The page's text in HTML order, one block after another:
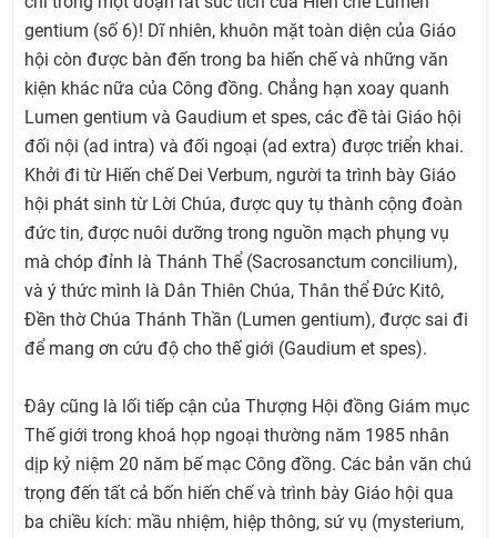
gentium (số 6)! Dĩ nhiên, khuôn mặt toàn diện của Giáo
hội còn được bàn đến trong ba hiến chế và những văn
kiện khác nữa của Công đồng. Chẳng hạn xoay quanh
Lumen gentium và Gaudium et spes, các đề tài Giáo hội
đối nội (ad intra) và đối ngoại (ad extra) được triển khai.
Khởi đi từ Hiến chế Dei Verbum, người ta trình bày Giáo
hội phát sinh từ Lời Chúa, được quy tụ thành cộng đoàn
đức tin, được nuôi dưỡng trong nguồn mạch phụng vụ
mà chóp đỉnh là Thánh Thể (Sacrosanctum concilium),
và ý thức mình là Dân Thiên Chúa, Thân thể Đức Kitô,
Đền thờ Chúa Thánh Thần (Lumen gentium), được sai đi
để mang ơn cứu độ cho thế giới (Gaudium et spes).
Đây cũng là lối tiếp cận của Thượng Hội đồng Giám mục
Thế giới trong khoá họp ngoại thường năm 1985 nhân
dịp kỷ niệm 20 năm bế mạc Công đồng. Các bản văn chú
trọng đến tất cả bốn hiến chế và trình bày Giáo hội qua
ba chiều kích: mầu nhiệm, hiệp thông, sứ vụ (mysterium,